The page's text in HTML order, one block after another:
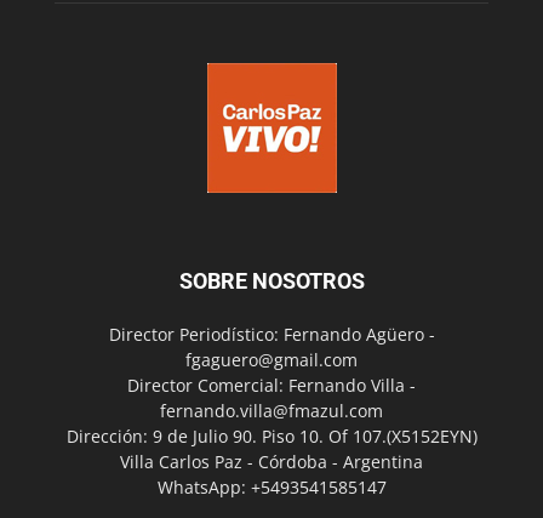
SOBRE NOSOTROS
Director Periodístico: Fernando Agüero -
fgaguero@gmail.com
Director Comercial: Fernando Villa -
fernando.villa@fmazul.com
Dirección: 9 de Julio 90. Piso 10. Of 107.(X5152EYN)
Villa Carlos Paz - Córdoba - Argentina
WhatsApp: +5493541585147